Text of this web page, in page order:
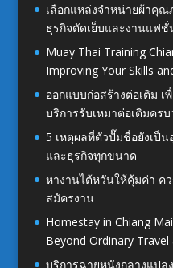
เลือกแหล่งจำหน่ายผ้าคุ
ธุรกิจตัดเย็บและงานแฟชั่
Muay Thai Training
Improving Your Skills
ออกแบบก่อสร้างต่อเติม
บริการรับเหมาต่อเติมครบ
5 เหตุผลที่ตัวปั๊มชื่อยังเป็
และธุรกิจทุกขนาด
หางานไต้หวันให้คุ้มค่า ค
สมัครงาน
Homestay in Chiang
Beyond Ordinary
บริการฉายหนังกลางแป